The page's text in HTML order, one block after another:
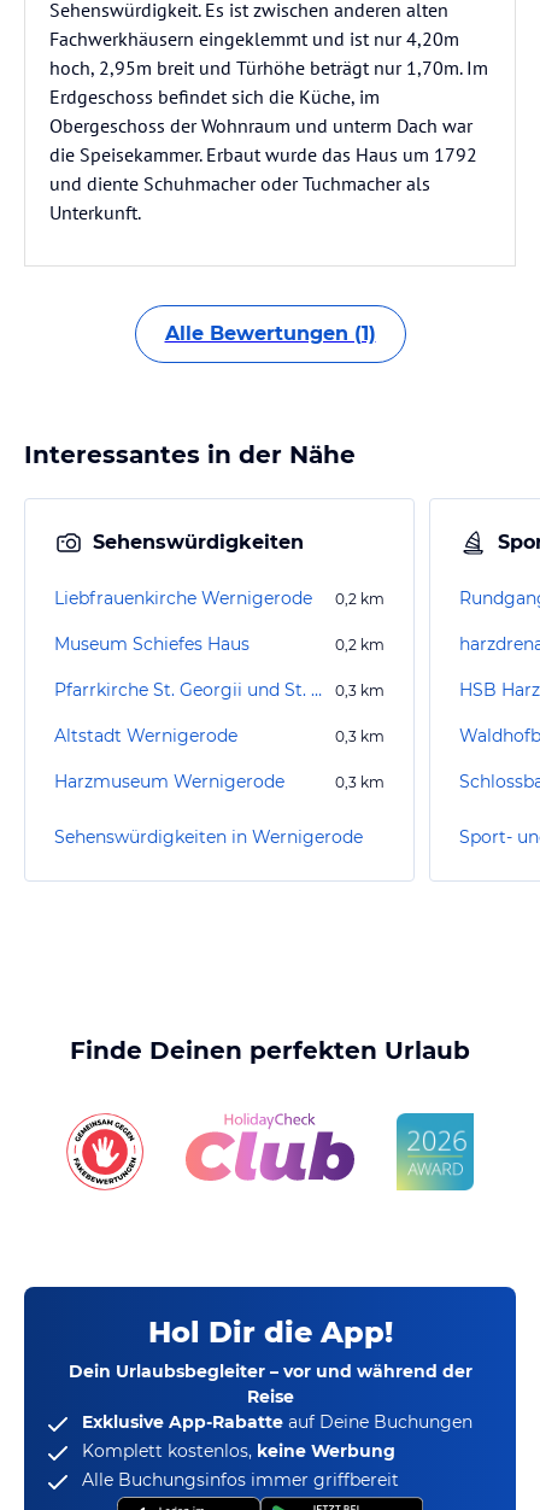
Sehenswürdigkeit. Es ist zwischen anderen alten
Fachwerkhäusern eingeklemmt und ist nur 4,20m
hoch, 2,95m breit und Türhöhe beträgt nur 1,70m. Im
Erdgeschoss befindet sich die Küche, im
Obergeschoss der Wohnraum und unterm Dach war
die Speisekammer. Erbaut wurde das Haus um 1792
und diente Schuhmacher oder Tuchmacher als
Unterkunft.
Alle Bewertungen (1)
Interessantes in der Nähe
Sehenswürdigkeiten
Liebfrauenkirche Wernigerode 0,2 km
Museum Schiefes Haus 0,2 km
Pfarrkirche St. Georgii und St. Sylvestri 0,3 km
Altstadt Wernigerode 0,3 km
Harzmuseum Wernigerode 0,3 km
Sehenswürdigkeiten in Wernigerode
HSB
Finde Deinen perfekten Urlaub
Hol Dir die App!
Dein Urlaubsbegleiter – vor und während der
Reise
Exklusive App-Rabatte auf Deine Buchungen
Komplett kostenlos, keine Werbung
Alle Buchungsinfos immer griffbereit